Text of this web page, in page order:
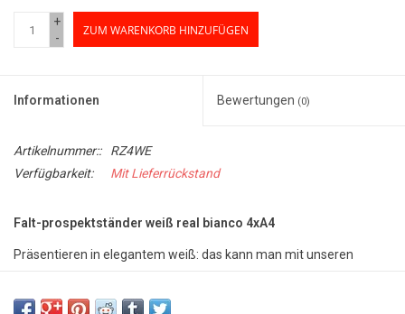
+
-
ZUM WARENKORB HINZUFÜGEN
Informationen Bewertungen (0)
Artikelnummer::
RZ4WE
Verfügbarkeit:
Mit Lieferrückstand
Falt-prospektständer weiß real bianco 4xA4
Präsentieren in elegantem weiß: das kann man mit unseren
und hochwertigen prospekt-bodenständer sind dank unseres